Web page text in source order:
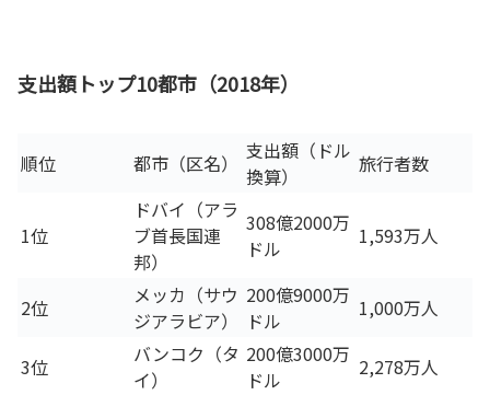
支出額トップ10都市（2018年）
順位 都市（区名）
支出額（ドル
換算）
旅行者数
1位
ドバイ（アラ
ブ首長国連
邦）
308億2000万
ドル
1,593万人
2位
メッカ（サウ
ジアラビア）
200億9000万
ドル
1,000万人
3位
バンコク（タ
イ）
200億3000万
ドル
2,278万人